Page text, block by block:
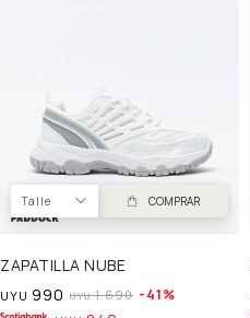
Talle COMPRAR
ZAPATILLA NUBE
UYU 990 UYU 1.690 41